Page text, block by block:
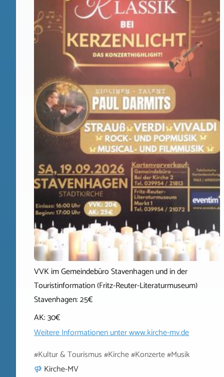
VVK im Gemeindebüro Stavenhagen und in der
Touristinformation (Fritz-Reuter-Literaturmuseum)
Stavenhagen: 25€
AK: 30€
Weitere Informationen unterwww.kirche-mv.de
#Kultur & Tourismus #Kirche #Konzerte #Musik
Kirche-MV